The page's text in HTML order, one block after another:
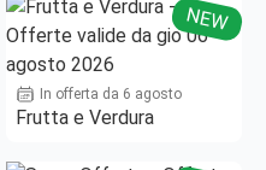
NEW
In offerta da 6 agosto
Frutta e Verdura